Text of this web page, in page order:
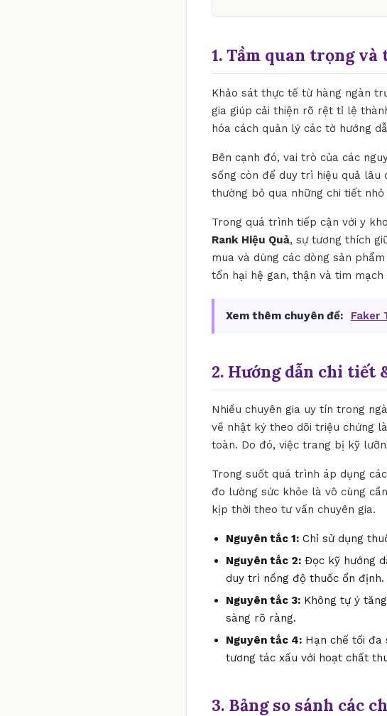
1. Tầm quan trọng và
Khảo sát thực tế từ hàng ngàn
gia giúp cải thiện rõ rệt tỉ lệ
hóa cách quản lý các tờ hướng
Bên cạnh đó, vai trò của các
sống còn để duy trì hiệu quả lâu
thường bỏ qua những chi tiết
Trong quá trình tiếp cận với y
Rank Hiệu Quả, sự tương thích
mua và dùng các dòng sản
tổn hại hệ gan, thận và tim mạch
Xem thêm chuyên đề: Faker
2. Hướng dẫn chi tiết
Nhiều chuyên gia uy tín trong
về nhật ký theo dõi triệu chứng
toàn. Do đó, việc trang bị kỹ
Trong suốt quá trình áp dụng
đo lường sức khỏe là vô cùng
kịp thời theo tư vấn chuyên gia.
Nguyên tắc 1: Chỉ sử dụng
Nguyên tắc 2: Đọc kỹ hướng
duy trì nồng độ thuốc ổn định.
Nguyên tắc 3: Không tự ý
sàng rõ ràng.
Nguyên tắc 4: Hạn chế tối đa
tương tác xấu với hoạt chất
3. Bảng so sánh các